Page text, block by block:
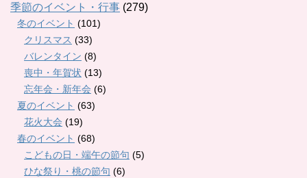
季節のイベント・行事 (279)
冬のイベント (101)
クリスマス (33)
バレンタイン (8)
喪中・年賀状 (13)
忘年会・新年会 (6)
夏のイベント (63)
花火大会 (19)
春のイベント (68)
こどもの日・端午の節句 (5)
ひな祭り・桃の節句 (6)